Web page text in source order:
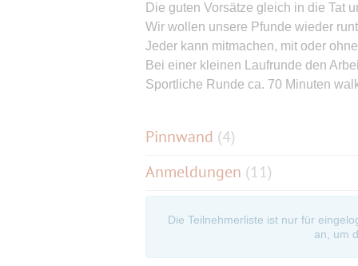
Die guten Vorsätze gleich in die Tat
Wir wollen unsere Pfunde wieder
Jeder kann mitmachen, mit oder
Bei einer kleinen Laufrunde den
Sportliche Runde ca. 70 Minuten
Pinnwand (4)
Anmeldungen (11)
Die Teilnehmerliste ist nur für
an, um